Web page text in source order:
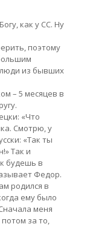
как у СС. Ну
поэтому
люди из бывших
– 5 месяцев в
«Что
Смотрю, у
«Так ты
Так и
будешь в
Федор.
родился в
ему было
меня
за то,